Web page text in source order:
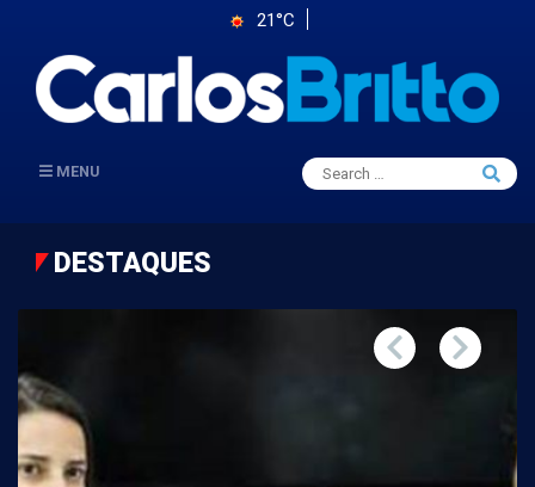
21°C
MENU
Search
for:
Search
DESTAQUES